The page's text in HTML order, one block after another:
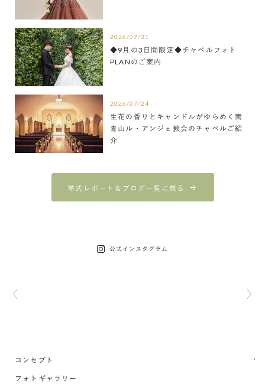
2026/07/31
◆9月の3日間限定◆チャペルフォト
PLANのご案内
2026/07/24
生花の香りとキャンドルがゆらめく南
青山ル・アンジェ教会のチャペルご紹
介
挙式レポート＆ブログ一覧に戻る
公式インスタグラム
コンセプト
フォトギャラリー